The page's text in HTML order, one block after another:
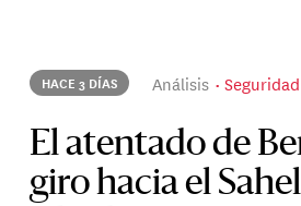
HACE 3 DÍAS Análisis Seguridad
El atentado de
giro hacia el